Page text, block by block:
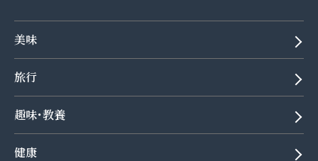
美味
旅行
趣味･教養
健康